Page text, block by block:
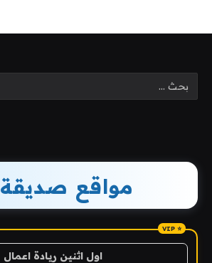
مواقع صديقة
اول اثنين ريادة اعمال